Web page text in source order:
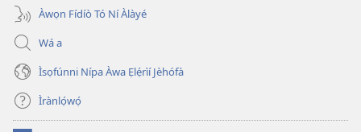
Àwọn Fídíò Tó Ní Àlàyé
Wá a
Ìsọfúnni Nípa Àwa Ẹlẹ́rìí Jèhófà
Ìrànlọ́wọ́